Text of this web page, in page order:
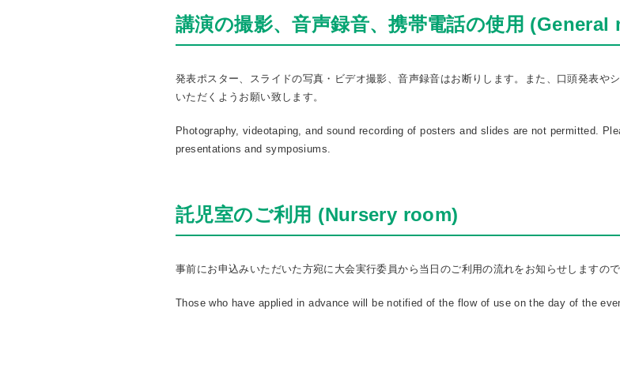
講演の撮影、音声録音、携帯電話の使用 (General
発表ポスター、スライドの写真・ビデオ撮影、音声録音はお断りします。また、口頭発表や
いただくようお願い致します。
Photography, videotaping, and sound recording of posters and slides are not permitted.
presentations and symposiums.
託児室のご利用 (Nursery room)
事前にお申込みいただいた方宛に大会実行委員から当日のご利用の流れをお知らせしますの
Those who have applied in advance will be notified of the flow of use on the day of the